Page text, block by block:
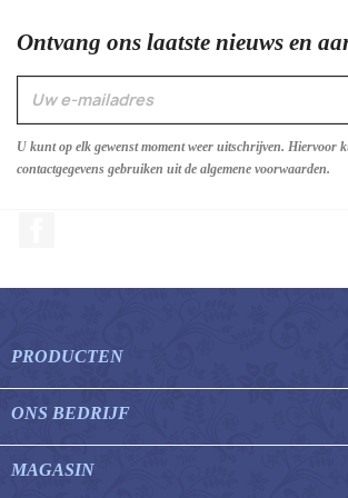
Ontvang ons laatste nieuws en
U kunt op elk gewenst moment weer uitschrijven. Hiervoor
contactgegevens gebruiken uit de algemene voorwaarden.
PRODUCTEN
ONS BEDRIJF
MAGASIN